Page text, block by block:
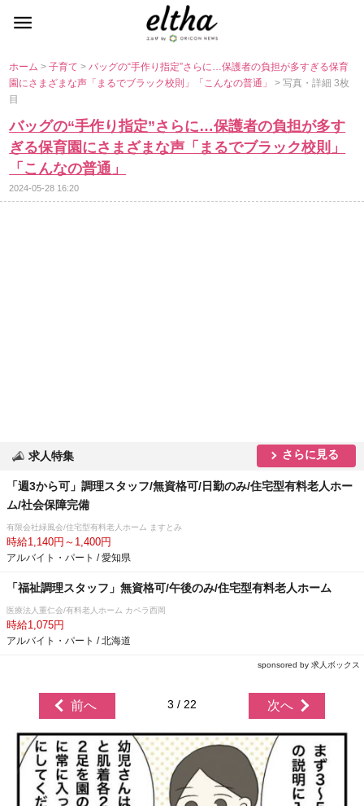
ホーム>子育て>バッグの“手作り指定”さらに…保護者の負担が多すぎる保育
園にさまざまな声「まるでブラック校則」「こんなの普通」> 写真・詳細 3枚
目
バッグの“手作り指定”さらに…保護者の負担が多す
ぎる保育園にさまざまな声「まるでブラック校則」
「こんなの普通」
2024-05-28 16:20
求人特集 さらに見る
「週3から可」調理スタッフ/無資格可/日勤のみ/住宅型有料老人ホー
ム/社会保障完備
有限会社緑風会/住宅型有料老人ホーム ますとみ
時給1,140円～1,400円
アルバイト・パート / 愛知県
「福祉調理スタッフ」無資格可/午後のみ/住宅型有料老人ホーム
医療法人重仁会/有料老人ホーム カペラ西岡
時給1,075円
アルバイト・パート / 北海道
sponsored by 求人ボックス
前へ 3 / 22 次へ